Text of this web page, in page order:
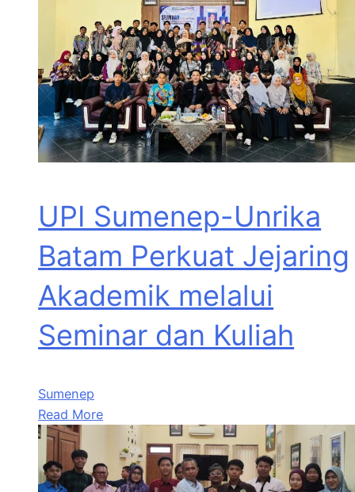
UPI Sumenep-Unrika
Batam Perkuat Jejaring
Akademik melalui
Seminar dan Kuliah
Sumenep
Read More